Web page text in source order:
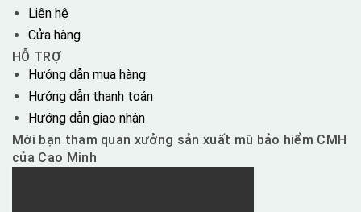
Liên hệ
Cửa hàng
HỖ TRỢ
Hướng dẫn mua hàng
Hướng dẫn thanh toán
Hướng dẫn giao nhận
Mời bạn tham quan xưởng sản xuất mũ bảo hiểm CMH
của Cao Minh